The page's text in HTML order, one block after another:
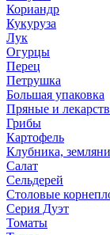
Кориандр
Кукуруза
Лук
Огурцы
Перец
Петрушка
Большая упаковка
Пряные и
Грибы
Картофель
Клубника,
Салат
Сельдерей
Столовые
Серия Дуэт
Томаты